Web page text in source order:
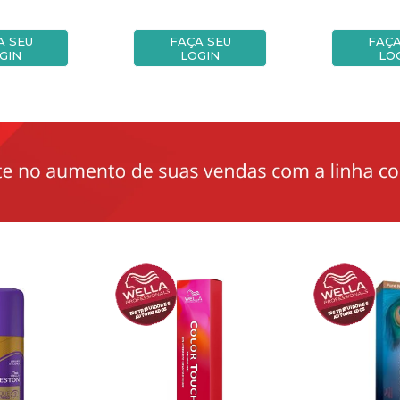
SEU
FAÇA SEU
LOGIN